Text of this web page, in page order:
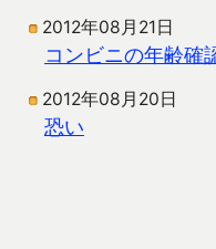
2012年08月21日
コンビニの年齢確
2012年08月20日
恐い